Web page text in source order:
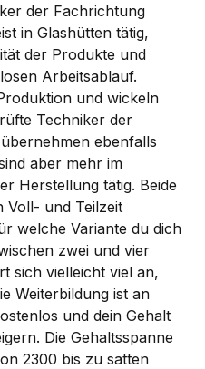
der Fachrichtung
in Glashütten tätig,
der Produkte und
Arbeitsablauf.
und wickeln
Techniker der
ebenfalls
aber mehr im
Herstellung tätig. Beide
Voll- und Teilzeit
welche Variante du dich
zwei und vier
sich vielleicht viel an,
Weiterbildung ist an
und dein Gehalt
Die Gehaltsspanne
2300 bis zu satten